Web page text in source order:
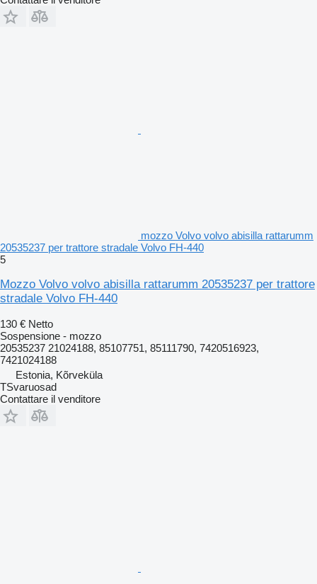
mozzo Volvo volvo abisilla rattarumm
20535237 per trattore stradale Volvo FH-440
5
Mozzo Volvo volvo abisilla rattarumm 20535237 per trattore
stradale Volvo FH-440
130 € Netto
Sospensione - mozzo
20535237 21024188, 85107751, 85111790, 7420516923,
7421024188
Estonia, Kõrveküla
TSvaruosad
Contattare il venditore